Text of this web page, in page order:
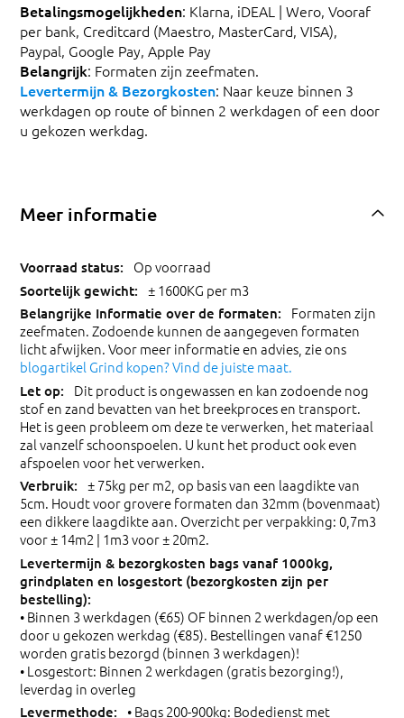
Betalingsmogelijkheden: Klarna, iDEAL | Wero, Vooraf
per bank, Creditcard (Maestro, MasterCard, VISA),
Paypal, Google Pay, Apple Pay
Belangrijk: Formaten zijn zeefmaten.
Levertermijn & Bezorgkosten: Naar keuze binnen 3
werkdagen op route of binnen 2 werkdagen of een door
u gekozen werkdag.
Meer informatie
Op voorraad
± 1600KG per m3
Formaten zijn
zeefmaten. Zodoende kunnen de aangegeven formaten
licht afwijken. Voor meer informatie en advies, zie ons
blogartikel Grind kopen? Vind de juiste maat.
Dit product is ongewassen en kan zodoende nog
stof en zand bevatten van het breekproces en transport.
Het is geen probleem om deze te verwerken, het materiaal
zal vanzelf schoonspoelen. U kunt het product ook even
afspoelen voor het verwerken.
± 75kg per m2, op basis van een laagdikte van
5cm. Houdt voor grovere formaten dan 32mm (bovenmaat)
een dikkere laagdikte aan. Overzicht per verpakking: 0,7m3
voor ± 14m2 | 1m3 voor ± 20m2.
• Binnen 3 werkdagen (€65) OF binnen 2 werkdagen/op een
door u gekozen werkdag (€85). Bestellingen vanaf €1250
worden gratis bezorgd (binnen 3 werkdagen)!
• Losgestort: Binnen 2 werkdagen (gratis bezorging!),
leverdag in overleg
• Bags 200-900kg: Bodedienst met